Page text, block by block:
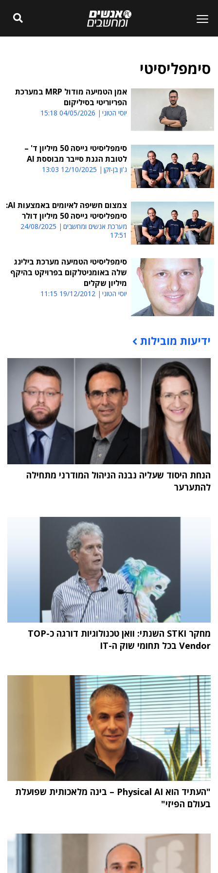
סימפליסיטי
אמן הטמיעה מודול MRP במערכת
הפריוריטי בסיליקום
יוסי הטוני 04/05/2026 15:18
סימפליסיטי גייסה 50 מיליון ד' –
לטובת הגנת סייבר מבוססת AI
ג'ון בן-זקן 12/10/2025 13:03
צמצום חשיפה לאיומים באמצעות AI:
סימפליסיטי גייסה 50 מיליון דולר
מערכת אנשים ומחשבים
24/08/2025
17:51
סימפליסיטי הטמיעה מערכת בילינג
שלה באומניטלקום בפרויקט בהיקף
מיליון שקלים
יוסי הטוני 19/12/2012 11:15
תוכן פרסומי
ידיעות מובילות
הנחת היסוד שעליה נבנה הניהול המודרני מתחילה
להתערער
מחקר STKI השנתי: וואן טכנולוגיות דורגה כ-TOP
Vendor בכל תחומי שוק ה-IT
"העתיד הוא Physical AI – בינה מלאכותית שפועלת
בעולם הפיזי"